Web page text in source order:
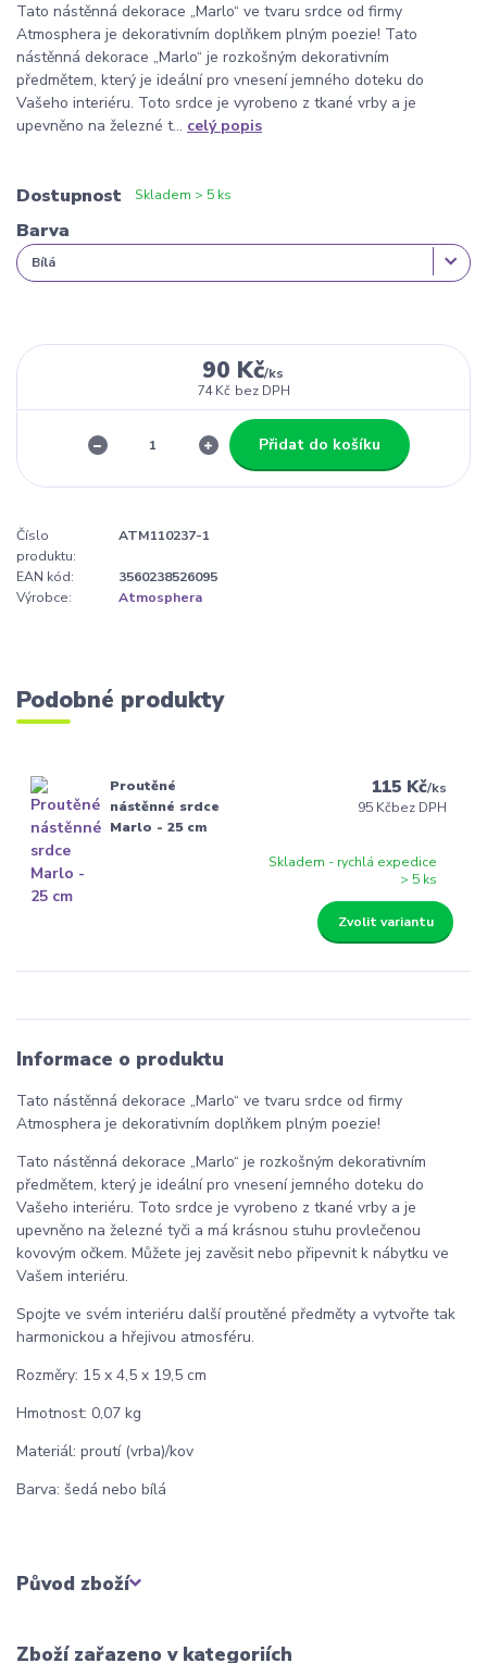
Tato nástěnná dekorace „Marlo“ ve tvaru srdce od firmy
Atmosphera je dekorativním doplňkem plným poezie! Tato
nástěnná dekorace „Marlo“ je rozkošným dekorativním
předmětem, který je ideální pro vnesení jemného doteku do
Vašeho interiéru. Toto srdce je vyrobeno z tkané vrby a je
upevněno na železné t... celý popis
Dostupnost Skladem > 5 ks
Barva
90 Kč/ks
74 Kč bez DPH
Přidat do košíku
Číslo
produktu:
ATM110237-1
EAN kód:
3560238526095
Výrobce:
Atmosphera
Podobné produkty
Proutěné
nástěnné srdce
Marlo - 25 cm
115 Kč/ks
95 Kčbez DPH
Skladem - rychlá expedice
> 5 ks
Zvolit variantu
Informace o produktu
Tato nástěnná dekorace „Marlo“ ve tvaru srdce od firmy
Atmosphera je dekorativním doplňkem plným poezie!
Tato nástěnná dekorace „Marlo“ je rozkošným dekorativním
předmětem, který je ideální pro vnesení jemného doteku do
Vašeho interiéru. Toto srdce je vyrobeno z tkané vrby a je
upevněno na železné tyči a má krásnou stuhu provlečenou
kovovým očkem. Můžete jej zavěsit nebo připevnit k nábytku ve
Vašem interiéru.
Spojte ve svém interiéru další proutěné předměty a vytvořte tak
harmonickou a hřejivou atmosféru.
Rozměry: 15 x 4,5 x 19,5 cm
Hmotnost: 0,07 kg
Materiál: proutí (vrba)/kov
Barva: šedá nebo bílá
Původ zboží
Zboží zařazeno v kategoriích